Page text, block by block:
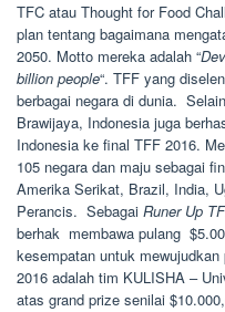
TFC atau Thought for Food
plan tentang bagaimana
2050. Motto mereka adalah “
billion people“. TFF yang
berbagai negara di dunia.
Brawijaya, Indonesia juga
Indonesia ke final TFF 2016.
105 negara dan maju sebagai
Amerika Serikat, Brazil, India,
Perancis. Sebagai Runer Up
berhak membawa pulang
kesempatan untuk
2016 adalah tim KULISHA –
atas grand prize senilai